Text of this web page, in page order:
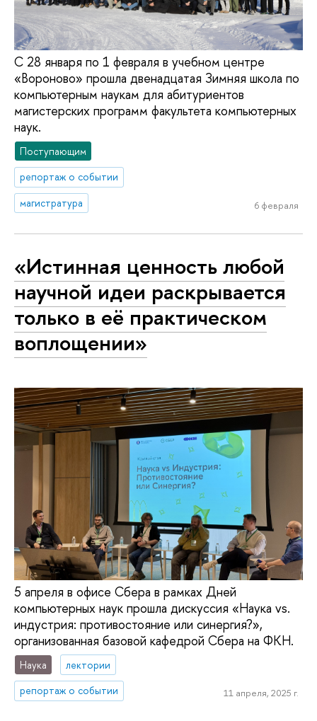
С 28 января по 1 февраля в учебном центре
«Вороново» прошла двенадцатая Зимняя школа по
компьютерным наукам для абитуриентов
магистерских программ факультета компьютерных
наук.
Поступающим
репортаж о событии
магистратура
6 февраля
«Истинная ценность любой
научной идеи раскрывается
только в её практическом
воплощении»
5 апреля в офисе Сбера в рамках Дней
компьютерных наук прошла дискуссия «Наука vs.
индустрия: противостояние или синергия?»,
организованная базовой кафедрой Сбера на ФКН.
Наука
лектории
репортаж о событии
11 апреля, 2025 г.